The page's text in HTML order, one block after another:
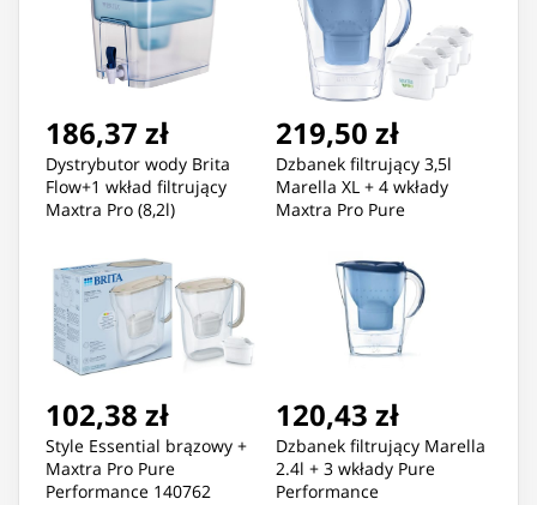
186,37 zł
Dystrybutor wody Brita
Flow+1 wkład filtrujący
Maxtra Pro (8,2l)
219,50 zł
Dzbanek filtrujący 3,5l
Marella XL + 4 wkłady
Maxtra Pro Pure
102,38 zł
Style Essential brązowy +
Maxtra Pro Pure
Performance 140762
120,43 zł
Dzbanek filtrujący Marella
2.4l + 3 wkłady Pure
Performance